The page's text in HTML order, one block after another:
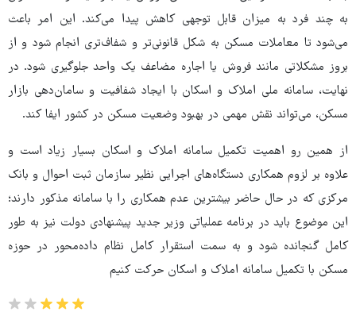
به چند فرد به میزان قابل توجهی کاهش پیدا می‌کند. این امر باعث
می‌شود تا معاملات مسکن به شکل قانونی‌تر و شفاف‌تری انجام شود و از
بروز مشکلاتی مانند فروش یا اجاره مضاعف یک واحد جلوگیری شود. در
نهایت، سامانه ملی املاک و اسکان با ایجاد شفافیت و سامان‌دهی بازار
مسکن، می‌تواند نقش مهمی در بهبود وضعیت مسکن در کشور ایفا کند.
از همین رو اهمیت تکمیل سامانه املاک و اسکان بسیار زیاد است و
علاوه بر لزوم همکاری دستگاه‌های اجرایی نظیر سازمان ثبت احوال و بانک
مرکزی که در حال حاضر بیشترین عدم همکاری را با سامانه مذکور دارند؛
این موضوع باید در برنامه عملیاتی وزیر جدید پیشنهادی دولت نیز به طور
کامل گنجانده شود و به سمت استقرار کامل نظام داده‌محور در حوزه
مسکن با تکمیل سامانه املاک و اسکان حرکت کنیم